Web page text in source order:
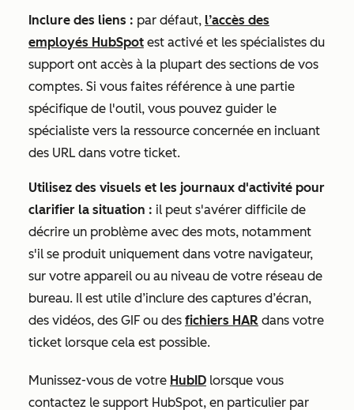
Inclure des liens : par défaut, l’accès des
employés HubSpot est activé et les spécialistes du
support ont accès à la plupart des sections de vos
comptes. Si vous faites référence à une partie
spécifique de l'outil, vous pouvez guider le
spécialiste vers la ressource concernée en incluant
des URL dans votre ticket.
Utilisez des visuels et les journaux d'activité pour
clarifier la situation : il peut s'avérer difficile de
décrire un problème avec des mots, notamment
s'il se produit uniquement dans votre navigateur,
sur votre appareil ou au niveau de votre réseau de
bureau. Il est utile d’inclure des captures d’écran,
des vidéos, des GIF ou des fichiers HAR dans votre
ticket lorsque cela est possible.
Munissez-vous de votre HubID lorsque vous
contactez le support HubSpot, en particulier par